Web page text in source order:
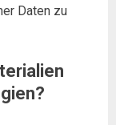
Daten zu